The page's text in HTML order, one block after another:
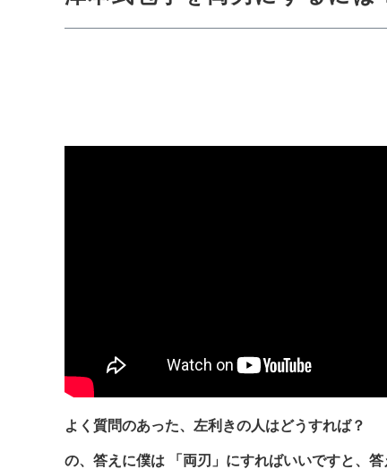
よく質問のあった、左利きの人はどうすれば？
の、答えに僕は 「両刃」にすればいいですと、答